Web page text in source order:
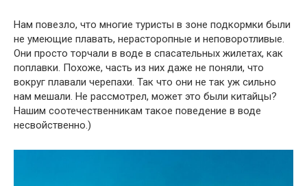
Нам повезло, что многие туристы в зоне подкормки были
не умеющие плавать, нерасторопные и неповоротливые.
Они просто торчали в воде в спасательных жилетах, как
поплавки. Похоже, часть из них даже не поняли, что
вокруг плавали черепахи. Так что они не так уж сильно
нам мешали. Не рассмотрел, может это были китайцы?
Нашим соотечественникам такое поведение в воде
несвойственно.)